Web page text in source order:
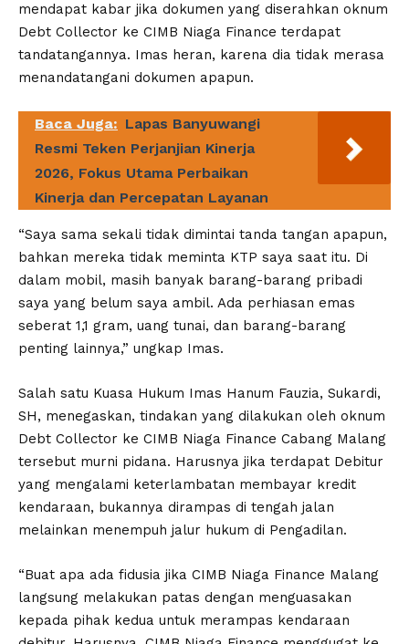
mendapat kabar jika dokumen yang diserahkan oknum
Debt Collector ke CIMB Niaga Finance terdapat
tandatangannya. Imas heran, karena dia tidak merasa
menandatangani dokumen apapun.
Baca Juga: Lapas Banyuwangi
Resmi Teken Perjanjian Kinerja
2026, Fokus Utama Perbaikan
Kinerja dan Percepatan Layanan
“Saya sama sekali tidak dimintai tanda tangan apapun,
bahkan mereka tidak meminta KTP saya saat itu. Di
dalam mobil, masih banyak barang-barang pribadi
saya yang belum saya ambil. Ada perhiasan emas
seberat 1,1 gram, uang tunai, dan barang-barang
penting lainnya,” ungkap Imas.
Salah satu Kuasa Hukum Imas Hanum Fauzia, Sukardi,
SH, menegaskan, tindakan yang dilakukan oleh oknum
Debt Collector ke CIMB Niaga Finance Cabang Malang
tersebut murni pidana. Harusnya jika terdapat Debitur
yang mengalami keterlambatan membayar kredit
kendaraan, bukannya dirampas di tengah jalan
melainkan menempuh jalur hukum di Pengadilan.
“Buat apa ada fidusia jika CIMB Niaga Finance Malang
langsung melakukan patas dengan menguasakan
kepada pihak kedua untuk merampas kendaraan